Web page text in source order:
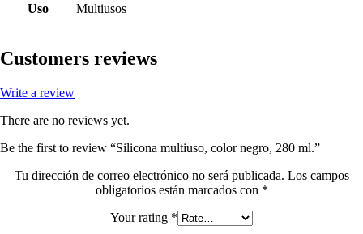
Uso Multiusos
Customers reviews
Write a review
There are no reviews yet.
Be the first to review “Silicona multiuso, color negro, 280 ml.”
Tu dirección de correo electrónico no será publicada. Los campos
obligatorios están marcados con *
Your rating *